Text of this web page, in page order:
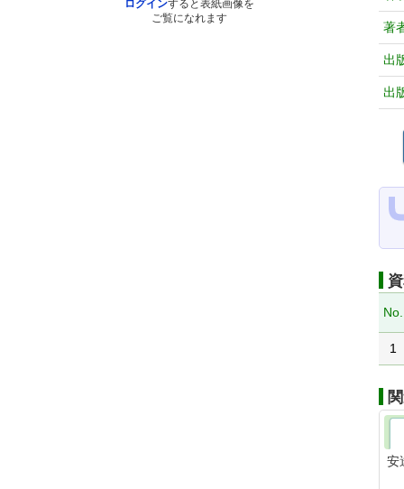
ログインすると表紙画像を
ご覧になれます
著
出
出
No.
1
安